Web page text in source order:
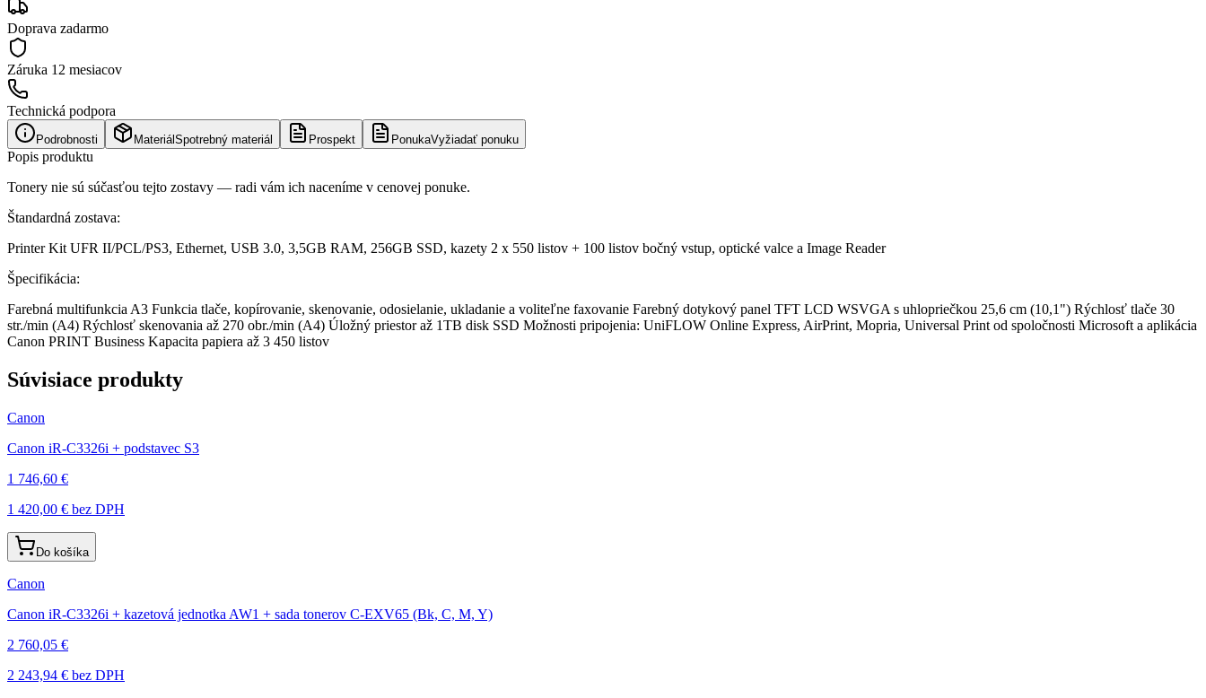
Doprava zadarmo
Záruka 12 mesiacov
Technická podpora
Podrobnosti Materiál Spotrebný materiál Prospekt PonukaVyžiadať ponuku
Popis produktu
Tonery nie sú súčasťou tejto zostavy — radi vám ich naceníme v cenovej ponuke.
Štandardná zostava:
Printer Kit UFR II/PCL/PS3, Ethernet, USB 3.0, 3,5GB RAM, 256GB SSD, kazety 2 x 550 listov + 100 listov bočný vstup, optické valce a Image Reader
Špecifikácia:
Farebná multifunkcia A3 Funkcia tlače, kopírovanie, skenovanie, odosielanie, ukladanie a voliteľne faxovanie Farebný dotykový panel TFT LCD WSVGA s uhlopriečkou 25,6 cm (10,1") Rýchlosť tlače 30
str./min (A4) Rýchlosť skenovania až 270 obr./min (A4) Úložný priestor až 1TB disk SSD Možnosti pripojenia: UniFLOW Online Express, AirPrint, Mopria, Universal Print od spoločnosti Microsoft a aplikácia
Canon PRINT Business Kapacita papiera až 3 450 listov
Súvisiace produkty
Canon
Canon iR-C3326i + podstavec S3
1 746,60 €
1 420,00 € bez DPH
Do košíka
Canon
Canon iR-C3326i + kazetová jednotka AW1 + sada tonerov C-EXV65 (Bk, C, M, Y)
2 760,05 €
2 243,94 € bez DPH